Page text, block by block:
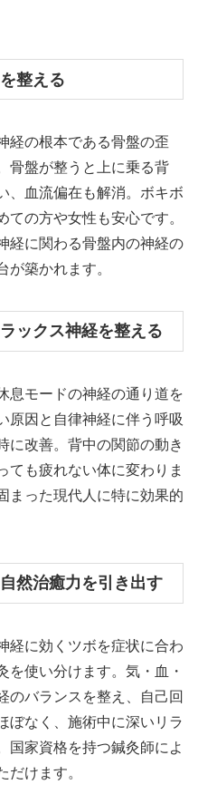
整える
経の根本である骨盤の歪
骨盤が整うと上に乗る背
、血流偏在も解消。ボキボ
の方や女性も安心です。
経に関わる骨盤内の神経の
が築かれます。
ックス神経を整える
息モードの神経の通り道を
原因と自律神経に伴う呼吸
に改善。背中の関節の動き
ても疲れない体に変わりま
まった現代人に特に効果的
然治癒力を引き出す
経に効くツボを症状に合わ
を使い分けます。気・血・
のバランスを整え、自己回
ぼなく、施術中に深いリラ
国家資格を持つ鍼灸師によ
だけます。